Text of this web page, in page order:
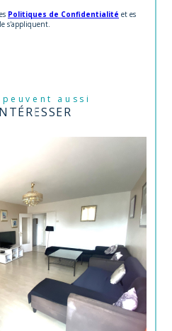
Politiques de Confidentialité et es
s'appliquent.
peuvent aussi